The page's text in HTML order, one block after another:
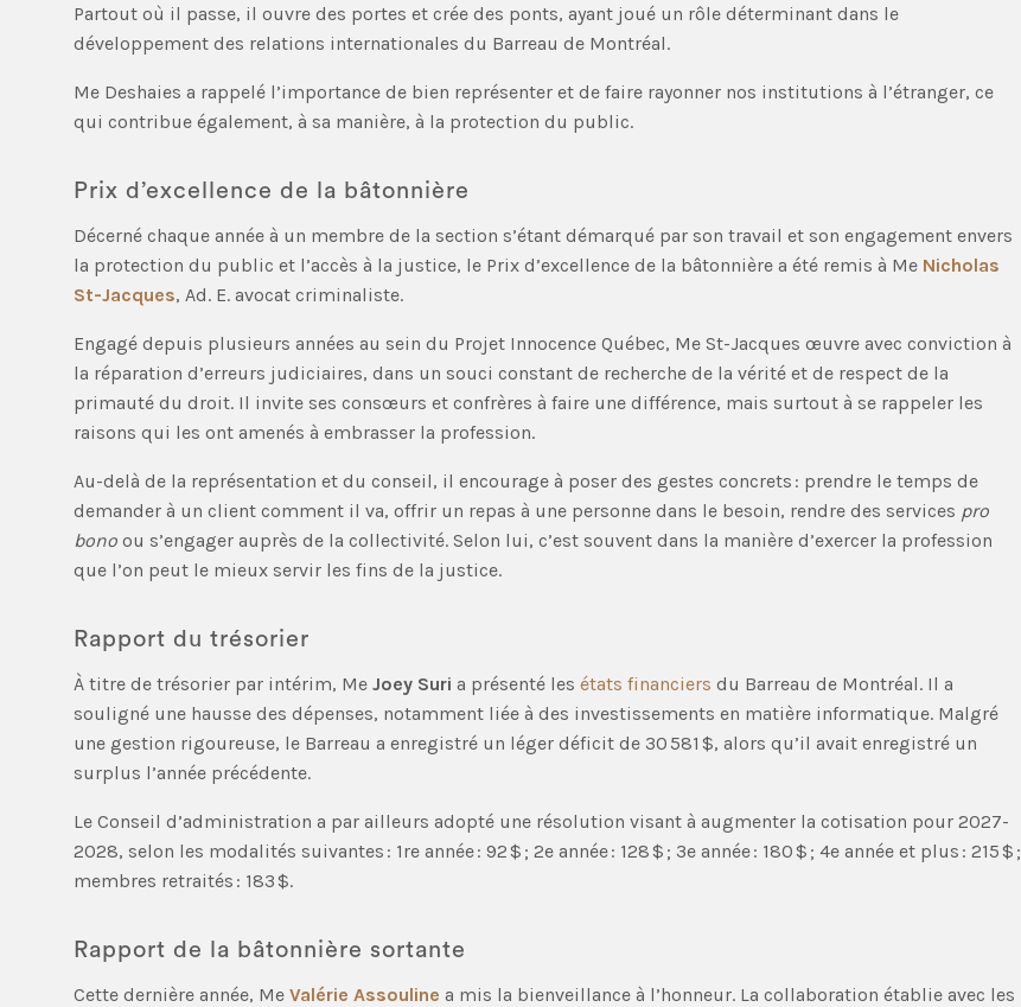
Partout où il passe, il ouvre des portes et crée des ponts, ayant joué un rôle déterminant dans le
développement des relations internationales du Barreau de Montréal.
Me Deshaies a rappelé l’importance de bien représenter et de faire rayonner nos institutions à l’étranger, ce
qui contribue également, à sa manière, à la protection du public.
Prix d’excellence de la bâtonnière
Décerné chaque année à un membre de la section s’étant démarqué par son travail et son engagement envers
la protection du public et l’accès à la justice, le Prix d’excellence de la bâtonnière a été remis à Me Nicholas
St-Jacques, Ad. E. avocat criminaliste.
Engagé depuis plusieurs années au sein du Projet Innocence Québec, Me St-Jacques œuvre avec conviction à
la réparation d’erreurs judiciaires, dans un souci constant de recherche de la vérité et de respect de la
primauté du droit. Il invite ses consœurs et confrères à faire une différence, mais surtout à se rappeler les
raisons qui les ont amenés à embrasser la profession.
Au-delà de la représentation et du conseil, il encourage à poser des gestes concrets : prendre le temps de
demander à un client comment il va, offrir un repas à une personne dans le besoin, rendre des services pro
bono ou s’engager auprès de la collectivité. Selon lui, c’est souvent dans la manière d’exercer la profession
que l’on peut le mieux servir les fins de la justice.
Rapport du trésorier
À titre de trésorier par intérim, Me Joey Suri a présenté les états financiers du Barreau de Montréal. Il a
souligné une hausse des dépenses, notamment liée à des investissements en matière informatique. Malgré
une gestion rigoureuse, le Barreau a enregistré un léger déficit de 30 581 $, alors qu’il avait enregistré un
surplus l’année précédente.
Le Conseil d’administration a par ailleurs adopté une résolution visant à augmenter la cotisation pour 2027-
2028, selon les modalités suivantes : 1re année : 92 $ ; 2e année : 128 $ ; 3e année : 180 $ ; 4e année et plus : 215 $ ;
membres retraités : 183 $.
Rapport de la bâtonnière sortante
Cette dernière année, Me Valérie Assouline a mis la bienveillance à l’honneur. La collaboration établie avec les